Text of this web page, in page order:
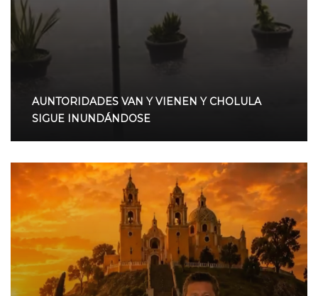
AUNTORIDADES VAN Y VIENEN Y CHOLULA
SIGUE INUNDÁNDOSE